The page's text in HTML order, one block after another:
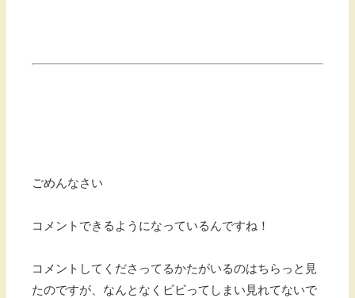
ごめんなさい
コメントできるようになっているんですね！
コメントしてくださってるかたがいるのはちらっと見
たのですが、なんとなくビビってしまい見れてないで